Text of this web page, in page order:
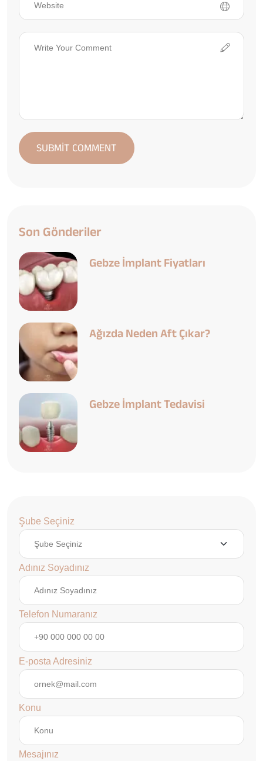
Son Gönderiler
Gebze İmplant Fiyatları
Ağızda Neden Aft Çıkar?
Gebze İmplant Tedavisi
Şube Seçiniz
Adınız Soyadınız
Telefon Numaranız
E-posta Adresiniz
Konu
Mesajınız